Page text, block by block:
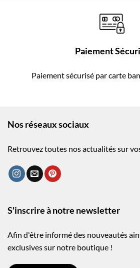
Paiement
Paiement sécurisé par carte
Nos réseaux sociaux
Retrouvez toutes nos actualités sur
S'inscrire à notre newsletter
Afin d'être informé des nouveautés
exclusives sur notre boutique !